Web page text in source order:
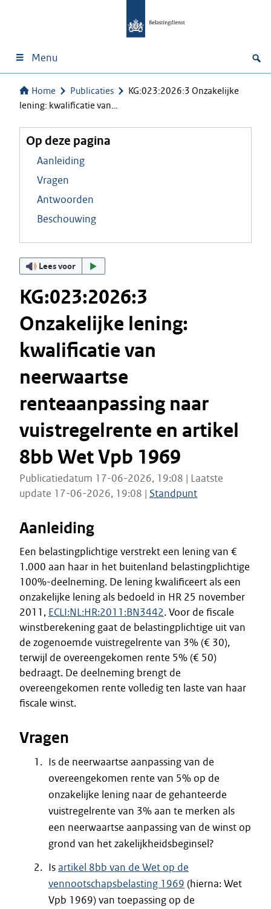
Menu
Home Publicaties
KG:023:2026:3 Onzakelijke
lening: kwalificatie van…
Op deze pagina
Aanleiding
Vragen
Antwoorden
Beschouwing
Lees voor
KG:023:2026:3
Onzakelijke lening:
kwalificatie van
neerwaartse
renteaanpassing naar
vuistregelrente en artikel
8bb Wet Vpb 1969
Publicatiedatum 17-06-2026, 19:08 | Laatste
update 17-06-2026, 19:08 | Standpunt
Aanleiding
Een belastingplichtige verstrekt een lening van €
1.000 aan haar in het buitenland belastingplichtige
100%-deelneming. De lening kwalificeert als een
onzakelijke lening als bedoeld in HR 25 november
2011, ECLI:NL:HR:2011:BN3442. Voor de fiscale
winstberekening gaat de belastingplichtige uit van
de zogenoemde vuistregelrente van 3% (€ 30),
terwijl de overeengekomen rente 5% (€ 50)
bedraagt. De deelneming brengt de
overeengekomen rente volledig ten laste van haar
fiscale winst.
Vragen
Is de neerwaartse aanpassing van de
overeengekomen rente van 5% op de
onzakelijke lening naar de gehanteerde
vuistregelrente van 3% aan te merken als
een neerwaartse aanpassing van de winst op
grond van het zakelijkheidsbeginsel?
Isartikel 8bb van de Wet op de
vennootschapsbelasting 1969 (hierna: Wet
Vpb 1969) van toepassing op de